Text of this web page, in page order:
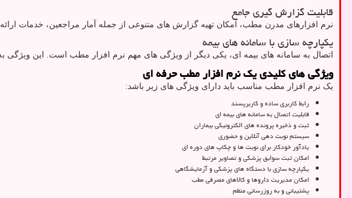
قابلیت گزارش ‌گیری جامع
نرم ‌افزارهای مدرن مطب، امکان تهیه گزارش‌ های متنوعی از جمله آمار مراجعین، خدمات ارائه
یکپارچه ‌سازی با سامانه‌ های بیمه
اتصال به سامانه‌ های بیمه ‌ای، یکی دیگر از ویژگی‌ های مهم نرم ‌افزار مطب است. این ویژگی
ویژگی‌ های کلیدی یک نرم ‌افزار مطب حرفه‌ ای
یک نرم ‌افزار مطب مناسب باید دارای ویژگی ‌های زیر باشد:
رابط کاربری ساده و کاربرپسند
قابلیت اتصال به سامانه‌ های بیمه ‌ای
ثبت و ذخیره پرونده ‌های الکترونیکی بیماران
سیستم نوبت‌ دهی آنلاین و حضوری
یادآور خودکار برای نوبت ‌ها و چکاپ ‌های دوره ‌ای
امکان ثبت سوابق پزشکی و تصاویر مرتبط
یکپارچه ‌سازی با دستگاه ‌های پزشکی و آزمایشگاهی
امکان مدیریت داروها و کالاهای مصرفی مطب
پشتیبانی و به ‌روزرسانی منظم